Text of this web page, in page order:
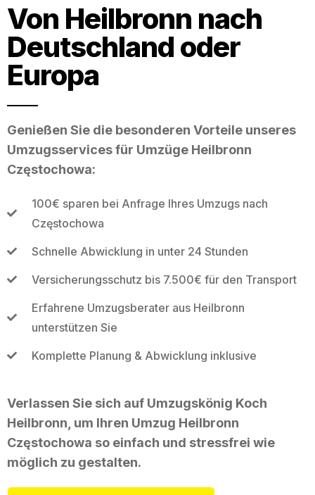
Von Heilbronn nach
Deutschland oder
Europa
Genießen Sie die besonderen Vorteile unseres
Umzugsservices für Umzüge Heilbronn
Częstochowa:
100€ sparen bei Anfrage Ihres Umzugs nach
Częstochowa
Schnelle Abwicklung in unter 24 Stunden
Versicherungsschutz bis 7.500€ für den Transport
Erfahrene Umzugsberater aus Heilbronn
unterstützen Sie
Komplette Planung & Abwicklung inklusive
Verlassen Sie sich auf Umzugskönig Koch
Heilbronn, um Ihren Umzug Heilbronn
Częstochowa so einfach und stressfrei wie
möglich zu gestalten.